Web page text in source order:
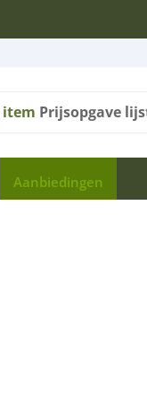
item Prijsopgave
Aanbiedingen